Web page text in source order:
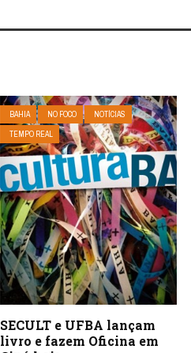
BAHIA NO FOCO
NOTÍCIAS
TEMPO REAL
SECULT e UFBA lançam
livro e fazem Oficina em